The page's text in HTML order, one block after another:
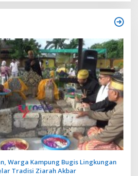
Warga Kampung Bugis Lingkungan
Tradisi Ziarah Akbar